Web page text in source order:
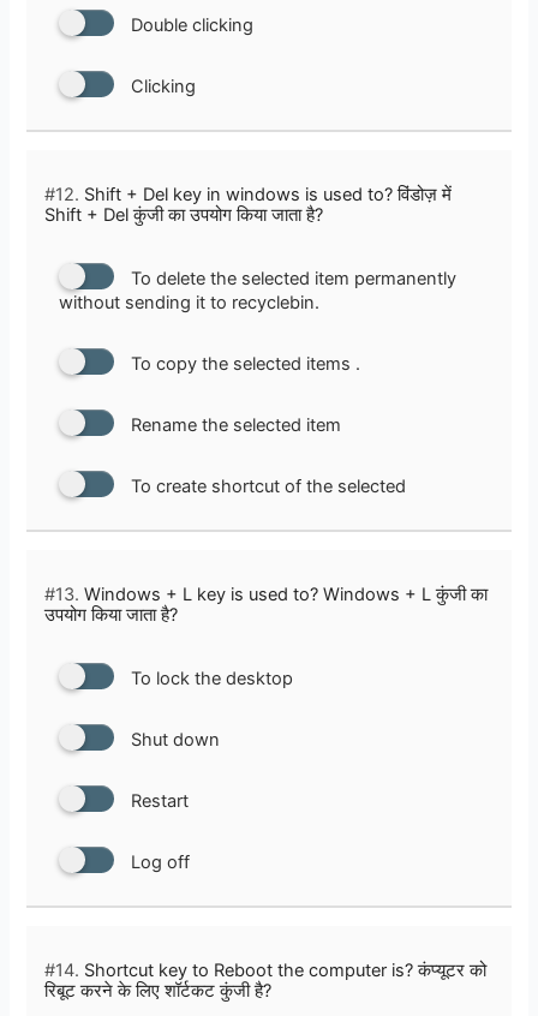
Double clicking
Clicking
#12. Shift + Del key in windows is used to? विंडोज़ में
Shift + Del कुंजी का उपयोग किया जाता है?
To delete the selected item permanently
without sending it to recyclebin.
To copy the selected items .
Rename the selected item
To create shortcut of the selected
#13. Windows + L key is used to? Windows + L कुंजी का
उपयोग किया जाता है?
To lock the desktop
Shut down
Restart
Log off
#14. Shortcut key to Reboot the computer is? कंप्यूटर को
रिबूट करने के लिए शॉर्टकट कुंजी है?